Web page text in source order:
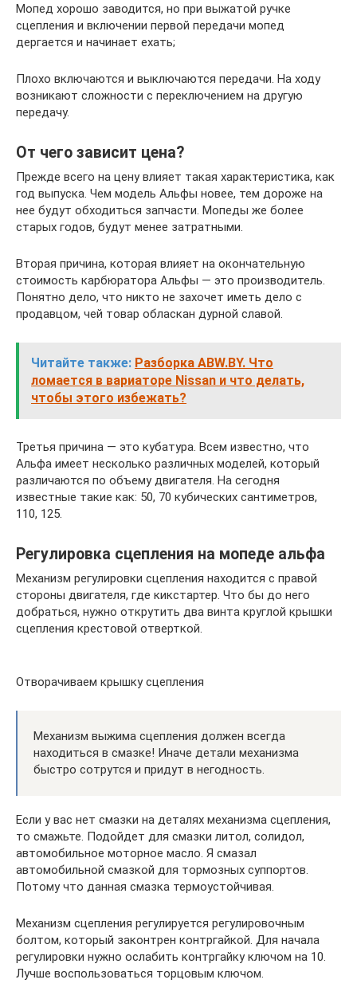
Мопед хорошо заводится, но при выжатой ручке
сцепления и включении первой передачи мопед
дергается и начинает ехать;
Плохо включаются и выключаются передачи. На ходу
возникают сложности с переключением на другую
передачу.
От чего зависит цена?
Прежде всего на цену влияет такая характеристика, как
год выпуска. Чем модель Альфы новее, тем дороже на
нее будут обходиться запчасти. Мопеды же более
старых годов, будут менее затратными.
Вторая причина, которая влияет на окончательную
стоимость карбюратора Альфы — это производитель.
Понятно дело, что никто не захочет иметь дело с
продавцом, чей товар обласкан дурной славой.
Читайте также: Разборка ABW.BY. Что
ломается в вариаторе Nissan и что делать,
чтобы этого избежать?
Третья причина — это кубатура. Всем известно, что
Альфа имеет несколько различных моделей, который
различаются по объему двигателя. На сегодня
известные такие как: 50, 70 кубических сантиметров,
110, 125.
Регулировка сцепления на мопеде альфа
Механизм регулировки сцепления находится с правой
стороны двигателя, где кикстартер. Что бы до него
добраться, нужно открутить два винта круглой крышки
сцепления крестовой отверткой.
Отворачиваем крышку сцепления
Механизм выжима сцепления должен всегда
находиться в смазке! Иначе детали механизма
быстро сотрутся и придут в негодность.
Если у вас нет смазки на деталях механизма сцепления,
то смажьте. Подойдет для смазки литол, солидол,
автомобильное моторное масло. Я смазал
автомобильной смазкой для тормозных суппортов.
Потому что данная смазка термоустойчивая.
Механизм сцепления регулируется регулировочным
болтом, который законтрен контргайкой. Для начала
регулировки нужно ослабить контргайку ключом на 10.
Лучше воспользоваться торцовым ключом.